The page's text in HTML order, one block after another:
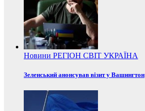
Новини РЕГІОН СВІТ УКРАЇНА
Зеленський анонсував візит у Вашингтон